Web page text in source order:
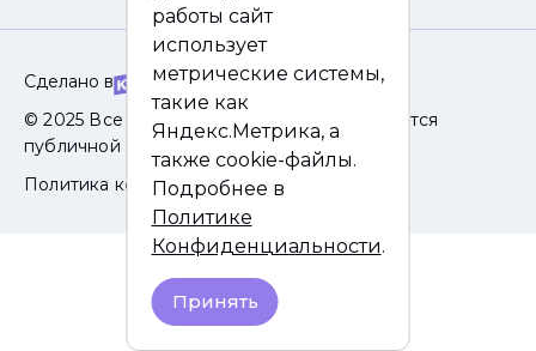
Сделано в
© 2025 Все права защищены. Сайт не является
публичной офертой.
Политика конфиденциальности
работы сайт
использует
метрические системы,
такие как
Яндекс.Метрика, а
также cookie-файлы.
Подробнее в
Политике
Конфиденциальности.
Принять